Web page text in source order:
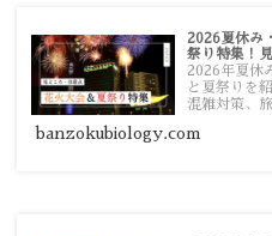
2026夏休み
祭り特集！
2026年夏休
と夏祭りを
混雑対策、
banzokubiology.com